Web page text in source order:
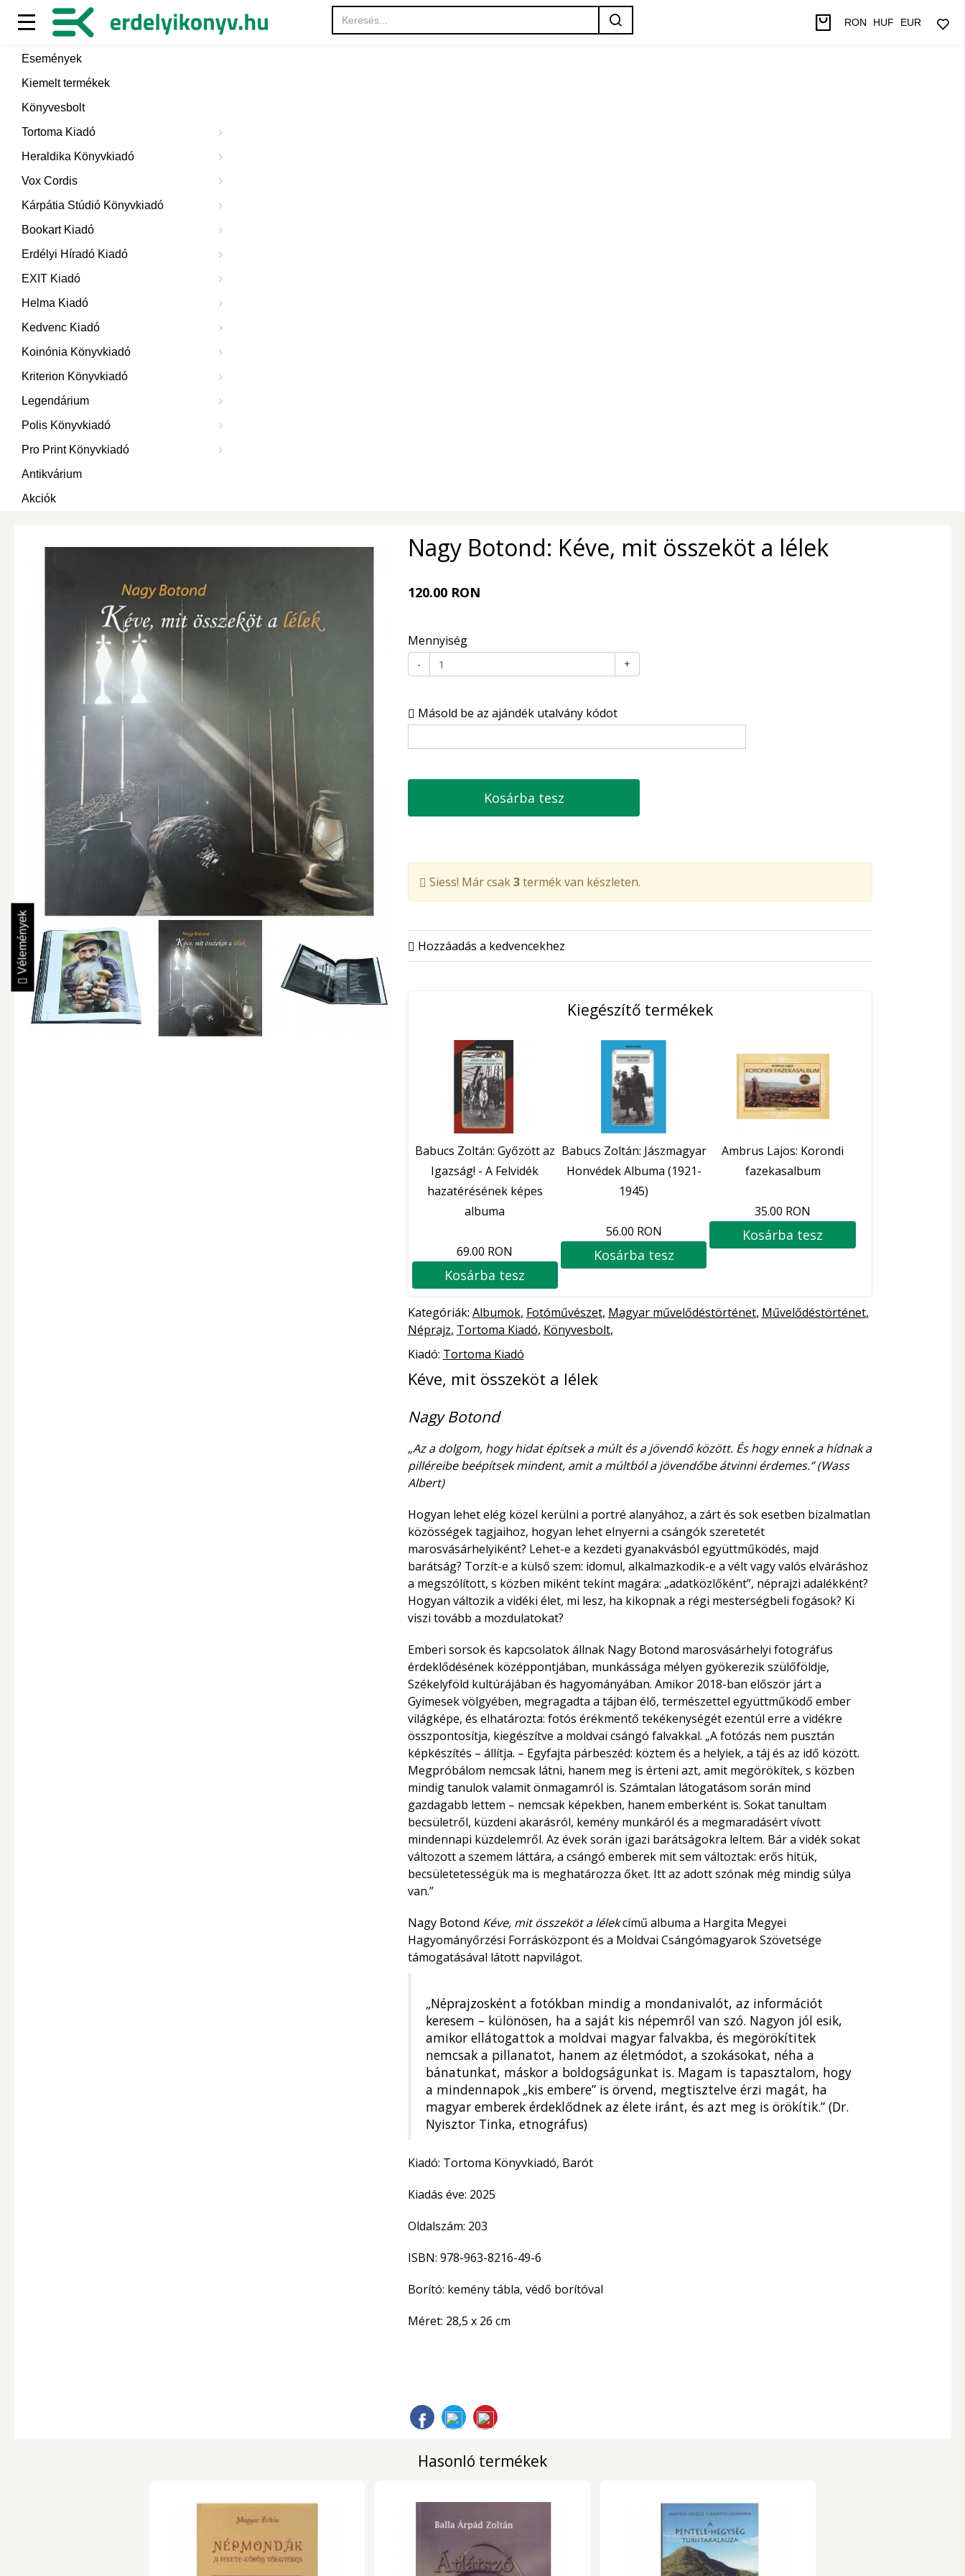
RON HUF EUR
Események
Kiemelt termékek
Könyvesbolt
Tortoma Kiadó
Heraldika Könyvkiadó
Vox Cordis
Kárpátia Stúdió Könyvkiadó
Bookart Kiadó
Erdélyi Híradó Kiadó
EXIT Kiadó
Helma Kiadó
Kedvenc Kiadó
Koinónia Könyvkiadó
Kriterion Könyvkiadó
Legendárium
Polis Könyvkiadó
Pro Print Könyvkiadó
Antikvárium
Akciók
Nagy Botond: Kéve, mit összeköt a lélek
120.00 RON
Mennyiség
- +
Másold be az ajándék utalvány kódot
Kosárba tesz
Siess! Már csak3termék van készleten.
Hozzáadás a kedvencekhez
Kiegészítő termékek
Babucs Zoltán: Győzött az
Igazság! - A Felvidék
hazatérésének képes
albuma
69.00 RON
Kosárba tesz
Babucs Zoltán: Jászmagyar
Honvédek Albuma (1921-
1945)
56.00 RON
Kosárba tesz
Ambrus Lajos: Korondi
fazekasalbum
35.00 RON
Kosárba tesz
Kategóriák: Albumok Fotóművészet Magyar művelődéstörténet Művelődéstörténet
Néprajz Tortoma Kiadó Könyvesbolt
Kiadó: Tortoma Kiadó
Kéve, mit összeköt a lélek
Nagy Botond
„Az a dolgom, hogy hidat építsek a múlt és a jövendő között. És hogy ennek a hídnak a
pilléreibe beépítsek mindent, amit a múltból a jövendőbe átvinni érdemes.” (Wass
Albert)
Hogyan lehet elég közel kerülni a portré alanyához, a zárt és sok esetben bizalmatlan
közösségek tagjaihoz, hogyan lehet elnyerni a csángók szeretetét
marosvásárhelyiként? Lehet-e a kezdeti gyanakvásból együttműködés, majd
barátság? Torzít-e a külső szem: idomul, alkalmazkodik-e a vélt vagy valós elváráshoz
a megszólított, s közben miként tekint magára: „adatközlőként”, néprajzi adalékként?
Hogyan változik a vidéki élet, mi lesz, ha kikopnak a régi mesterségbeli fogások? Ki
viszi tovább a mozdulatokat?
Emberi sorsok és kapcsolatok állnak Nagy Botond marosvásárhelyi fotográfus
érdeklődésének középpontjában, munkássága mélyen gyökerezik szülőföldje,
Székelyföld kultúrájában és hagyományában. Amikor 2018-ban először járt a
Gyimesek völgyében, megragadta a tájban élő, természettel együttműködő ember
világképe, és elhatározta: fotós érékmentő tekékenységét ezentúl erre a vidékre
összpontosítja, kiegészítve a moldvai csángó falvakkal. „A fotózás nem pusztán
képkészítés – állítja. – Egyfajta párbeszéd: köztem és a helyiek, a táj és az idő között.
Megpróbálom nemcsak látni, hanem meg is érteni azt, amit megörökítek, s közben
mindig tanulok valamit önmagamról is. Számtalan látogatásom során mind
gazdagabb lettem – nemcsak képekben, hanem emberként is. Sokat tanultam
becsületről, küzdeni akarásról, kemény munkáról és a megmaradásért vívott
mindennapi küzdelemről. Az évek során igazi barátságokra leltem. Bár a vidék sokat
változott a szemem láttára, a csángó emberek mit sem változtak: erős hitük,
becsületetességük ma is meghatározza őket. Itt az adott szónak még mindig súlya
van.”
Nagy Botond Kéve, mit összeköt a lélekcímű albuma a Hargita Megyei
Hagyományőrzési Forrásközpont és a Moldvai Csángómagyarok Szövetsége
támogatásával látott napvilágot.
„Néprajzosként a fotókban mindig a mondanivalót, az információt
keresem – különösen, ha a saját kis népemről van szó. Nagyon jól esik,
amikor ellátogattok a moldvai magyar falvakba, és megörökítitek
nemcsak a pillanatot, hanem az életmódot, a szokásokat, néha a
bánatunkat, máskor a boldogságunkat is. Magam is tapasztalom, hogy
a mindennapok „kis embere” is örvend, megtisztelve érzi magát, ha
magyar emberek érdeklődnek az élete iránt, és azt meg is örökítik.” (Dr.
Nyisztor Tinka, etnográfus)
Kiadó: Tortoma Könyvkiadó, Barót
Kiadás éve: 2025
Oldalszám: 203
ISBN: 978-963-8216-49-6
Borító: kemény tábla, védő borítóval
Méret: 28,5 x 26 cm
Hasonló termékek
Vélemények